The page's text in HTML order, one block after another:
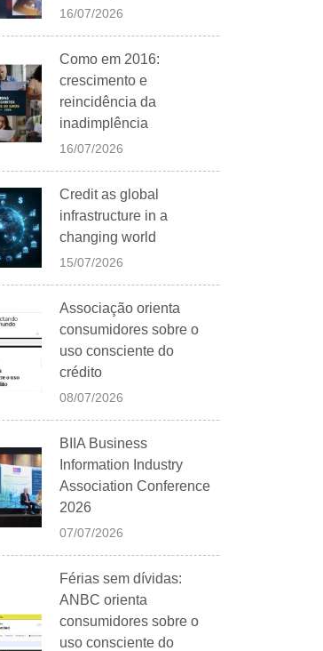
16/07/2026
Como em 2016:
crescimento e
reincidência da
inadimplência
16/07/2026
Credit as global
infrastructure in a
changing world
15/07/2026
Associação orienta
consumidores sobre o
uso consciente do
crédito
08/07/2026
BIIA Business
Information Industry
Association Conference
2026
07/07/2026
Férias sem dívidas:
ANBC orienta
consumidores sobre o
uso consciente do